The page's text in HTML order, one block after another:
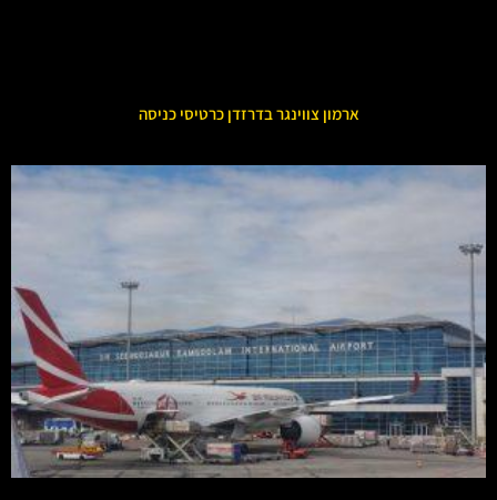
ארמון צווינגר בדרזדן כרטיסי כניסה